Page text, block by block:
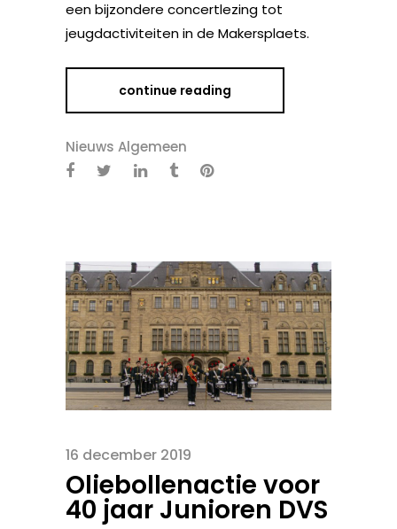
een bijzondere concertlezing tot
jeugdactiviteiten in de Makersplaets.
continue reading
Nieuws Algemeen
16 december 2019
Oliebollenactie voor
40 jaar Junioren DVS